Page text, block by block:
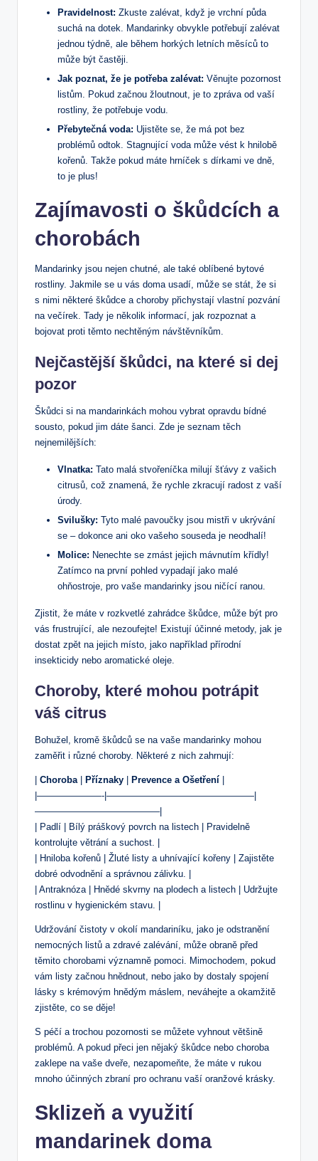
Pravidelnost: Zkuste zalévat, když je vrchní půda
suchá na dotek. Mandarinky obvykle potřebují zalévat
jednou týdně, ale během horkých letních měsíců to
může být častěji.
Jak poznat, že je potřeba zalévat: Věnujte pozornost
listům. Pokud začnou žloutnout, je to zpráva od vaší
rostliny, že potřebuje vodu.
Přebytečná voda: Ujistěte se, že má pot bez
problémů odtok. Stagnující voda může vést k hnilobě
kořenů. Takže pokud máte hrníček s dírkami ve dně,
to je plus!
Zajímavosti o škůdcích a
chorobách
Mandarinky jsou nejen chutné, ale také oblíbené bytové
rostliny. Jakmile se u vás doma usadí, může se stát, že si
s nimi některé škůdce a choroby přichystají vlastní pozvání
na večírek. Tady je několik informací, jak rozpoznat a
bojovat proti těmto nechtěným návštěvníkům.
Nejčastější škůdci, na které si dej
pozor
Škůdci si na mandarinkách mohou vybrat opravdu bídné
sousto, pokud jim dáte šanci. Zde je seznam těch
nejnemilějších:
Vlnatka: Tato malá stvořeníčka milují šťávy z vašich
citrusů, což znamená, že rychle zkracují radost z vaší
úrody.
Svilušky: Tyto malé pavoučky jsou mistři v ukrývání
se – dokonce ani oko vašeho souseda je neodhalí!
Molice: Nenechte se zmást jejich mávnutím křídly!
Zatímco na první pohled vypadají jako malé
ohňostroje, pro vaše mandarinky jsou ničící ranou.
Zjistit, že máte v rozkvetlé zahrádce škůdce, může být pro
vás frustrující, ale nezoufejte! Existují účinné metody, jak je
dostat zpět na jejich místo, jako například přírodní
insekticidy nebo aromatické oleje.
Choroby, které mohou potrápit
váš citrus
Bohužel, kromě škůdců se na vaše mandarinky mohou
zaměřit i různé choroby. Některé z nich zahrnují:
Choroba| Příznaky Prevence a Ošetření
|———————-|————————————————|
—————————————–|
| Padlí | Bílý práškový povrch na listech | Pravidelně
kontrolujte větrání a suchost. |
| Hniloba kořenů | Žluté listy a uhnívající kořeny | Zajistěte
dobré odvodnění a správnou zálivku. |
| Antraknóza | Hnědé skvrny na plodech a listech | Udržujte
rostlinu v hygienickém stavu. |
Udržování čistoty v okolí mandariníku, jako je odstranění
nemocných listů a zdravé zalévání, může obraně před
těmito chorobami významně pomoci. Mimochodem, pokud
vám listy začnou hnědnout, nebo jako by dostaly spojení
lásky s krémovým hnědým máslem, neváhejte a okamžitě
zjistěte, co se děje!
S péčí a trochou pozornosti se můžete vyhnout většině
problémů. A pokud přeci jen nějaký škůdce nebo choroba
zaklepe na vaše dveře, nezapomeňte, že máte v rukou
mnoho účinných zbraní pro ochranu vaší oranžové krásky.
Sklizeň a využití
mandarinek doma